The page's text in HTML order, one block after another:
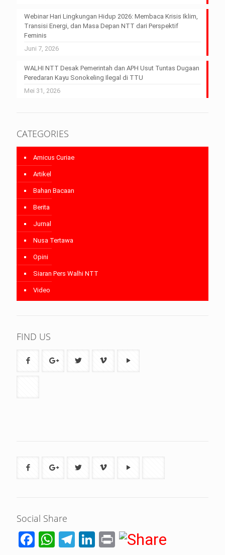
Webinar Hari Lingkungan Hidup 2026: Membaca Krisis Iklim,
Transisi Energi, dan Masa Depan NTT dari Perspektif
Feminis
Juni 7, 2026
WALHI NTT Desak Pemerintah dan APH Usut Tuntas Dugaan
Peredaran Kayu Sonokeling Ilegal di TTU
Mei 31, 2026
CATEGORIES
Amicus Curiae
Artikel
Bahan Bacaan
Berita
Jurnal
Nusa Tertawa
Opini
Siaran Pers Walhi NTT
Video
FIND US
Social Share
Facebook
WhatsApp
Telegram
LinkedIn
Print